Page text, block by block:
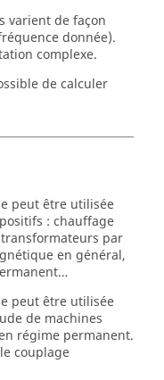
varient de façon
donnée).
complexe.
de calculer
peut être utilisée
: chauffage
par
en général,
peut être utilisée
de machines
régime permanent.
couplage